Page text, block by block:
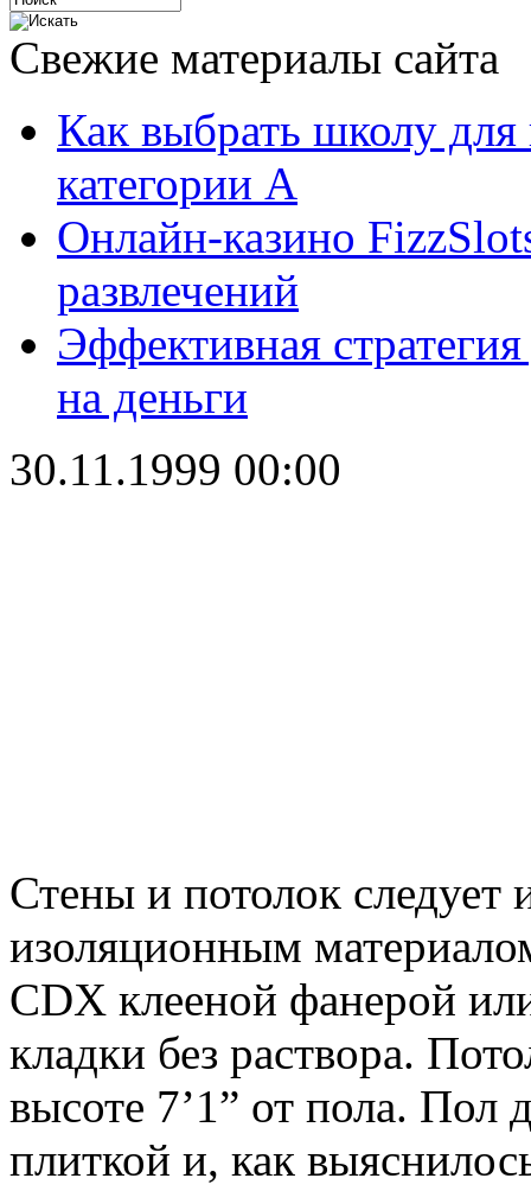
Свежие материалы сайта
Как выбрать школу для
категории А
Онлайн-казино
развлечений
Эффективная
на деньги
30.11.1999 00:00
Стены и потолок следует
изоляционным
CDX клееной фанерой
кладки без раствора.
высоте 7’1” от пола.
плиткой и, как